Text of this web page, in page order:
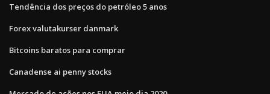
Tendência dos preços do petróleo 5 anos
Forex valutakurser danmark
Bitcoins baratos para comprar
Canadense ai penny stocks